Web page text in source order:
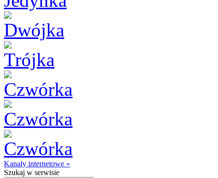
Kanały internetowe »
Szukaj w serwisie